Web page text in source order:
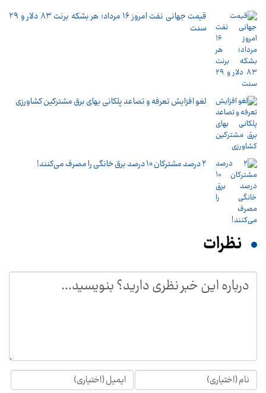
قیمت جهانی نفت امروز ۱۶ مرداد؛ هر بشکه برنت ۸۳ دلار و ۲۹
سنت
لغو افزایش تعرفه و تصاعد پلکانی بهای برق مشترکین کشاورزی
۲ درصد مشترکان ۱۰ درصد برق خانگی را مصرف می‌کنند!
نظرات